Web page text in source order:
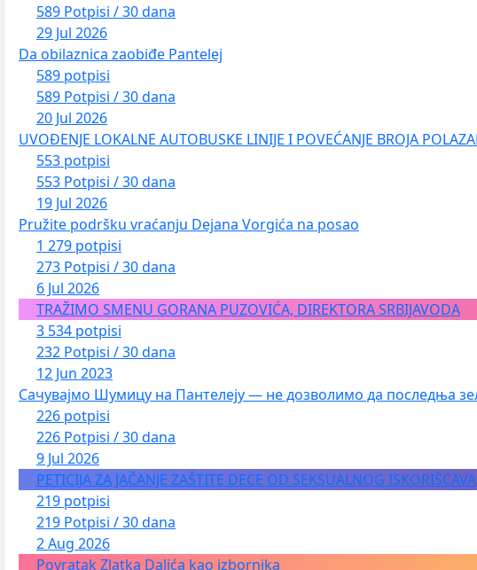
589 Potpisi / 30 dana
29 Jul 2026
Da obilaznica zaobiđe Pantelej
589 potpisi
589 Potpisi / 30 dana
20 Jul 2026
UVOĐENJE LOKALNE AUTOBUSKE LINIJE I POVEĆANJE BROJA
553 potpisi
553 Potpisi / 30 dana
19 Jul 2026
Pružite podršku vraćanju Dejana Vorgića na posao
1 279 potpisi
273 Potpisi / 30 dana
6 Jul 2026
TRAŽIMO SMENU GORANA PUZOVIĆA, DIREKTORA SRBIJAVODA
3 534 potpisi
232 Potpisi / 30 dana
12 Jun 2023
Сачувајмо Шумицу на Пантелеју — не дозволимо да последња
226 potpisi
226 Potpisi / 30 dana
9 Jul 2026
PETICIJA ZA JAČANJE ZAŠTITE DECE OD SEKSUALNOG
219 potpisi
219 Potpisi / 30 dana
2 Aug 2026
Povratak Zlatka Dalića kao izbornika